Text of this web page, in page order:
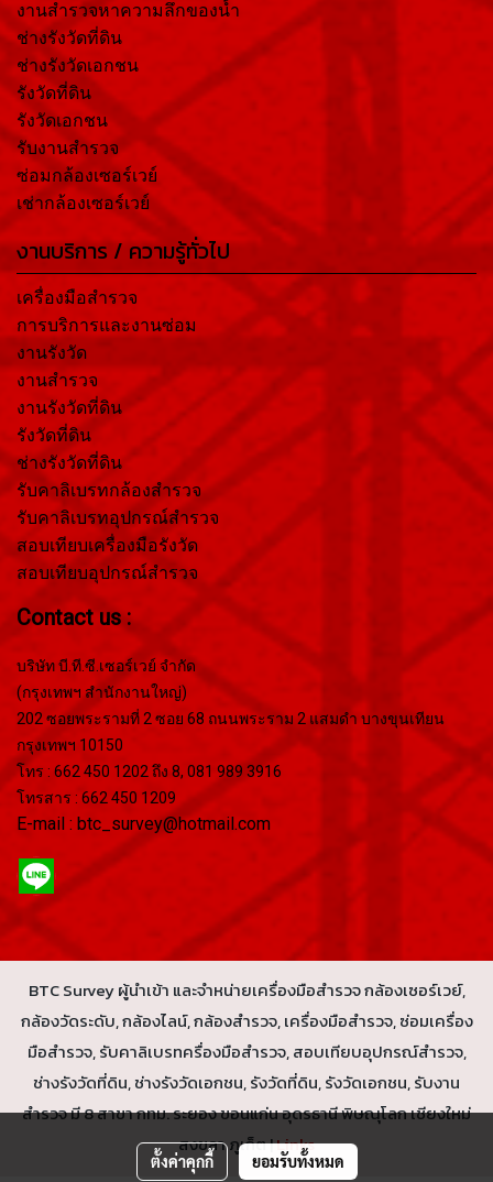
งานสำรวจหาความลึกของน้ำ
ช่างรังวัดที่ดิน
ช่างรังวัดเอกชน
รังวัดที่ดิน
รังวัดเอกชน
รับงานสำรวจ
ซ่อมกล้องเซอร์เวย์
เช่ากล้องเซอร์เวย์
งานบริการ / ความรู้ทั่วไป
เครื่องมือสำรวจ
การบริการและงานซ่อม
งานรังวัด
งานสำรวจ
งานรังวัดที่ดิน
รังวัดที่ดิน
ช่างรังวัดที่ดิน
รับคาลิเบรทกล้องสำรวจ
รับคาลิเบรทอุปกรณ์สำรวจ
สอบเทียบเครื่องมือรังวัด
สอบเทียบอุปกรณ์สำรวจ
Contact us :
บริษัท บี.ที.ซี.เซอร์เวย์ จำกัด
(กรุงเทพฯ สำนักงานใหญ่)
202 ซอยพระรามที่ 2 ซอย 68 ถนนพระราม 2 แสมดำ บางขุนเทียน
กรุงเทพฯ 10150
โทร : 662 450 1202 ถึง 8, 081 989 3916
โทรสาร : 662 450 1209
E-mail : btc_survey@hotmail.com
BTC Survey ผู้นำเข้า และจำหน่ายเครื่องมือสำรวจ กล้องเซอร์เวย์,
กล้องวัดระดับ, กล้องไลน์, กล้องสำรวจ, เครื่องมือสำรวจ, ซ่อมเครื่อง
มือสำรวจ, รับคาลิเบรทครื่องมือสำรวจ, สอบเทียบอุปกรณ์สำรวจ,
ช่างรังวัดที่ดิน, ช่างรังวัดเอกชน, รังวัดที่ดิน, รังวัดเอกชน, รับงาน
สำรวจ มี 8 สาขา กทม. ระยอง ขอนแก่น อุดรธานี พิษณุโลก เชียงใหม่
สงขลา ภูเก็ต |Links
ตั้งค่าคุกกี้ ยอมรับทั้งหมด